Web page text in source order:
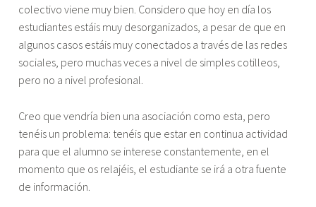
colectivo viene muy bien. Considero que hoy en día los
estudiantes estáis muy desorganizados, a pesar de que en
algunos casos estáis muy conectados a través de las redes
sociales, pero muchas veces a nivel de simples cotilleos,
pero no a nivel profesional.
Creo que vendría bien una asociación como esta, pero
tenéis un problema: tenéis que estar en continua actividad
para que el alumno se interese constantemente, en el
momento que os relajéis, el estudiante se irá a otra fuente
de información.